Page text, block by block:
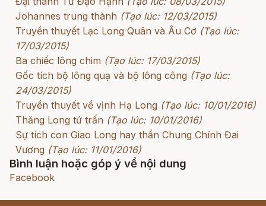
Johannes trung thành (Tạo lúc: 12/03/2015)
Truyền thuyết Lạc Long Quân và Âu Cơ (Tạo lúc:
17/03/2015)
Ba chiếc lông chim (Tạo lúc: 17/03/2015)
Gốc tích bộ lông quạ và bộ lông công (Tạo lúc:
24/03/2015)
Truyền thuyết về vịnh Hạ Long (Tạo lúc: 10/01/2016)
Thăng Long tứ trấn (Tạo lúc: 10/01/2016)
Sự tích con Giao Long hay thần Chung Chính Đai
Vương (Tạo lúc: 11/01/2016)
Bình luận hoặc góp ý về nội dung
Facebook